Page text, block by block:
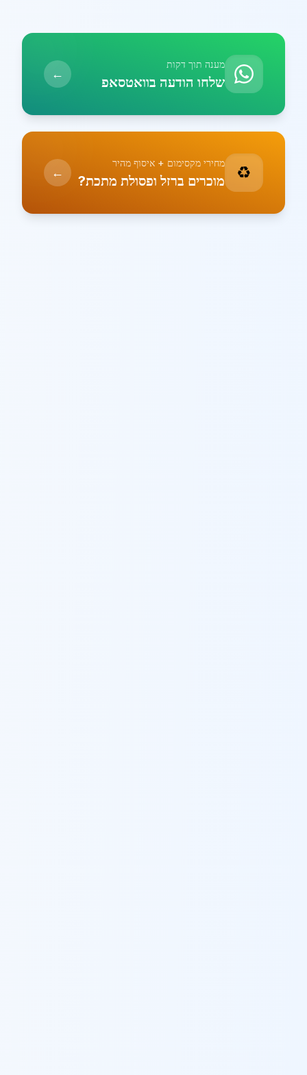
מענה תוך דקות
שלחו הודעה בוואטסאפ ←
♻️ מחירי מקסימום + איסוף מהיר
מוכרים ברזל ופסולת מתכת? ←